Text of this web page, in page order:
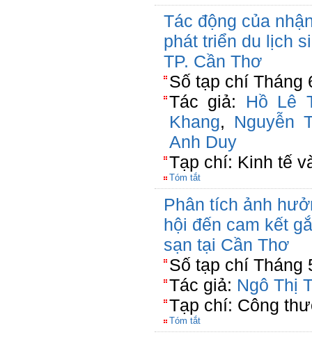
Tác động của
phát triển du lịch
TP. Cần Thơ
Số tạp chí Tháng
Tác giả: Hồ Lê
Khang, Nguyễn
Anh Duy
Tạp chí: Kinh tế
Tóm tắt
Phân tích ảnh
hội đến cam kết
sạn tại Cần Thơ
Số tạp chí Tháng
Tác giả: Ngô Thị
Tạp chí: Công
Tóm tắt